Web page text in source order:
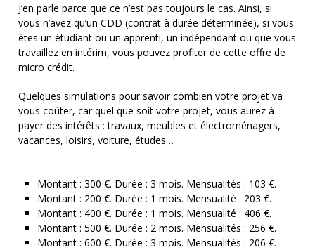
J’en parle parce que ce n’est pas toujours le cas. Ainsi, si
vous n’avez qu’un CDD (contrat à durée déterminée), si vous
êtes un étudiant ou un apprenti, un indépendant ou que vous
travaillez en intérim, vous pouvez profiter de cette offre de
micro crédit.
Quelques simulations pour savoir combien votre projet va
vous coûter, car quel que soit votre projet, vous aurez à
payer des intérêts :travaux, meubles et électroménagers,
vacances, loisirs, voiture, études…
Montant : 300 €. Durée : 3 mois. Mensualités : 103 €.
Montant : 200 €. Durée : 1 mois. Mensualité : 203 €.
Montant : 400 €. Durée : 1 mois. Mensualité : 406 €.
Montant : 500 €. Durée : 2 mois. Mensualités : 256 €.
Montant : 600 €. Durée : 3 mois. Mensualités : 206 €.